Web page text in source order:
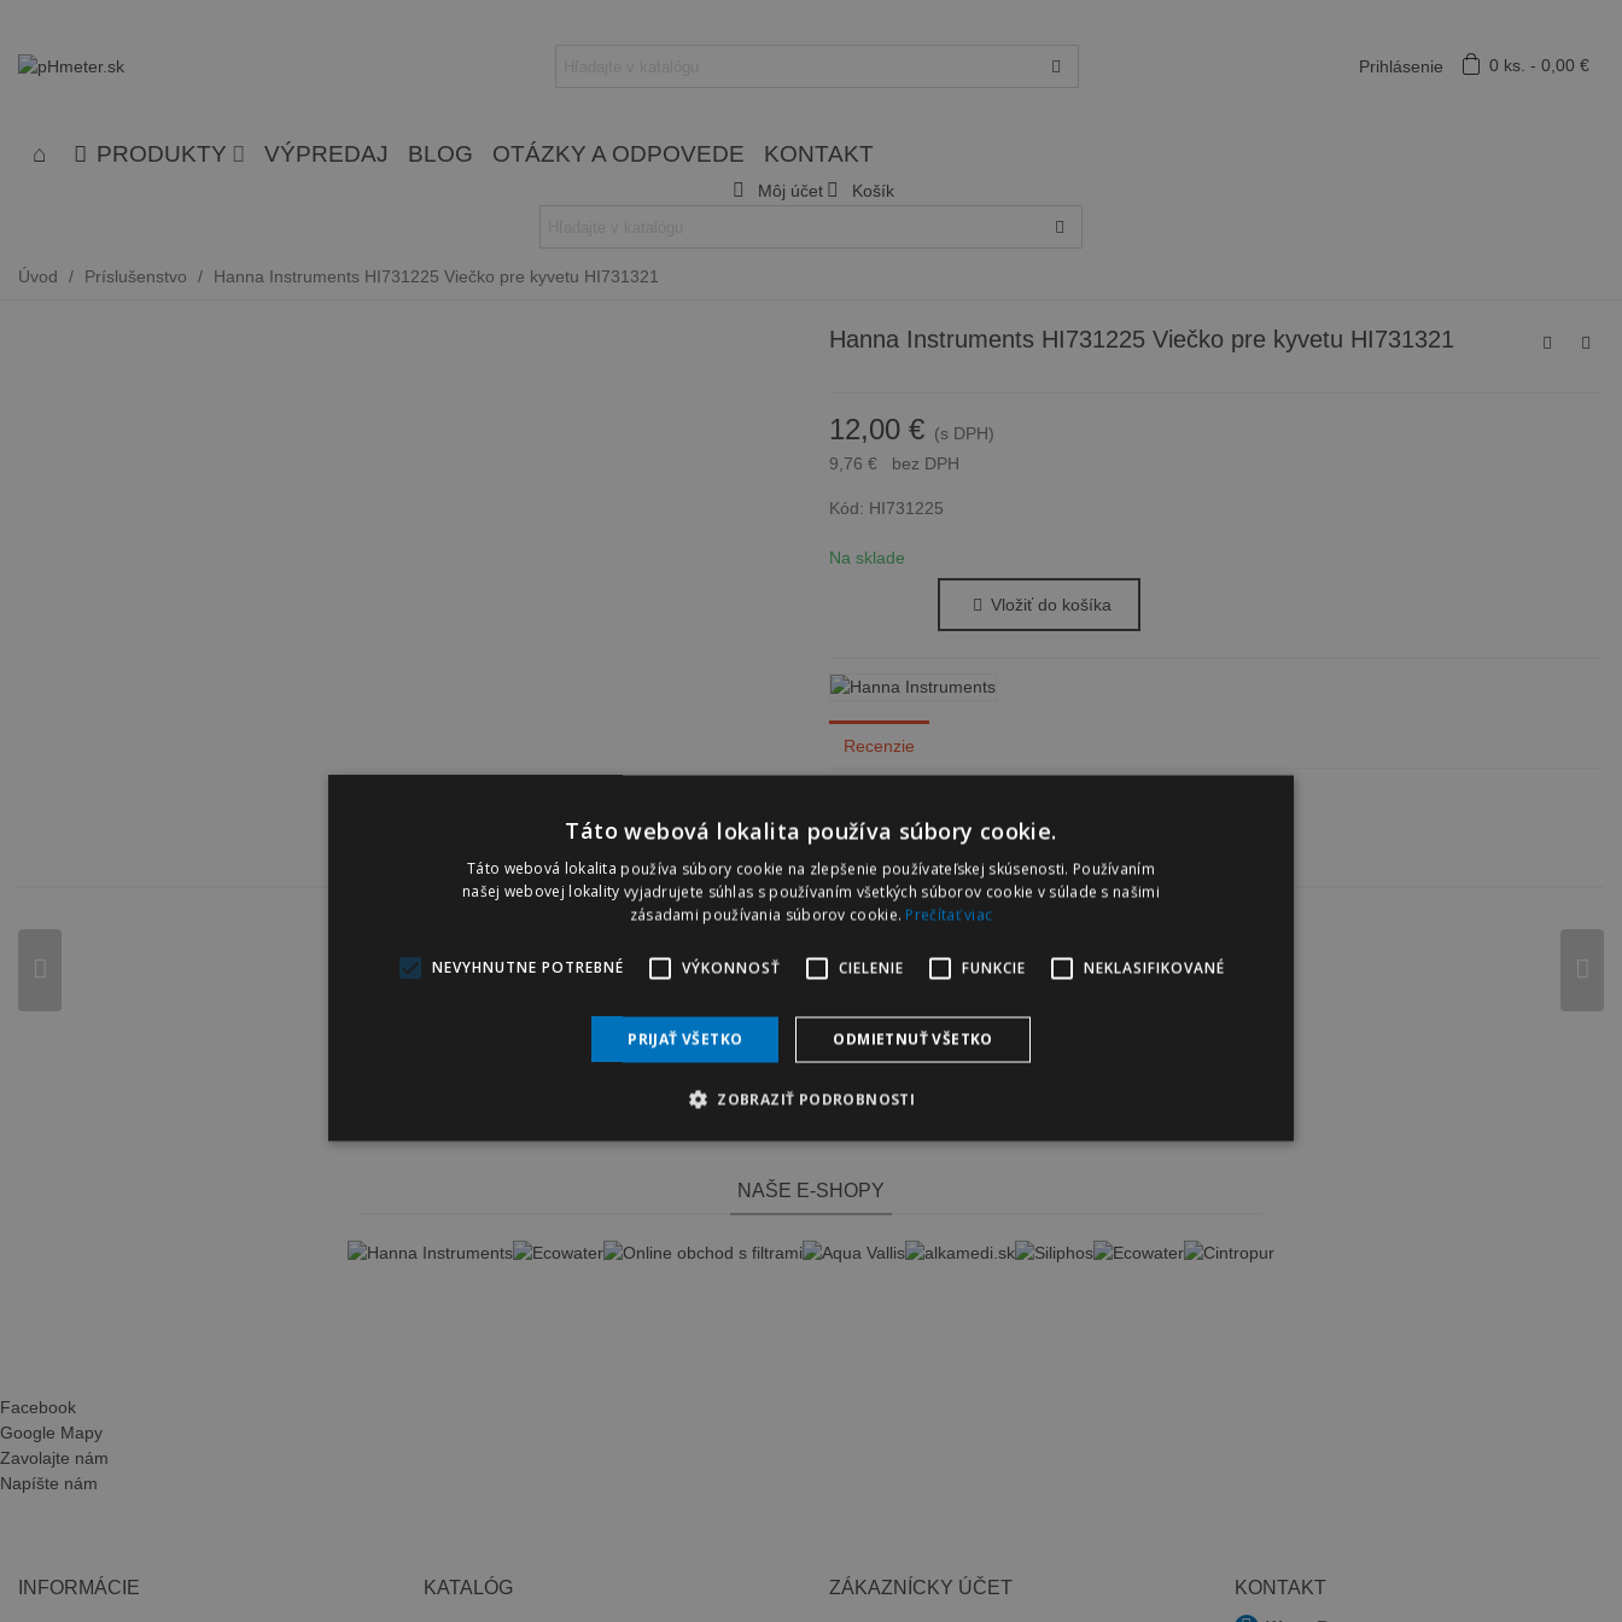
Prihlásenie 0 ks. - 0,00 €
PRODUKTY VÝPREDAJ BLOG OTÁZKY A ODPOVEDE KONTAKT
Môj účet Košík
Úvod / Príslušenstvo / Hanna Instruments HI731225 Viečko pre kyvetu HI731321
Hanna Instruments HI731225 Viečko pre kyvetu HI731321
12,00 € (s DPH)
9,76 €
bez DPH
Kód: HI731225
Na sklade
Vložiť do košíka
Recenzie
ĎALŠIE PRODUKTY V ROVNAKEJ KATEGÓRII (16)
4,05 € (s DPH) 4,50 € -10%
NAŠE E-SHOPY
Facebook
Google Mapy
Zavolajte nám
Napíšte nám
INFORMÁCIE KATALÓG ZÁKAZNÍCKY ÚČET KONTAKT
Táto webová lokalita používa súbory cookie.
Táto webová lokalita používa súbory cookie na zlepšenie používateľskej skúsenosti. Používaním
našej webovej lokality vyjadrujete súhlas s používaním všetkých súborov cookie v súlade s našimi
zásadami používania súborov cookie. Prečítať viac
NEVYHNUTNE POTREBNÉ VÝKONNOSŤ CIELENIE FUNKCIE NEKLASIFIKOVANÉ
PRIJAŤ VŠETKO ODMIETNUŤ VŠETKO
ZOBRAZIŤ PODROBNOSTI